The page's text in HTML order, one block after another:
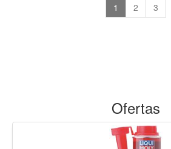
1 2 3
Ofertas